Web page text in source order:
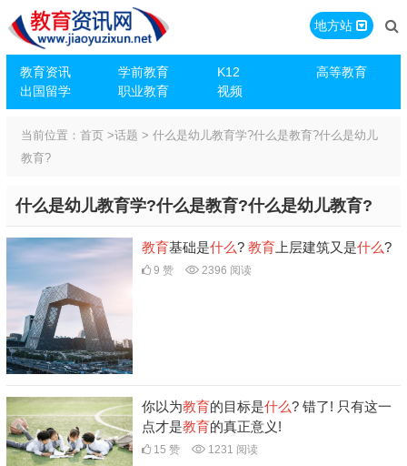
教育资讯 学前教育 K12
高等教育
出国留学
职业教育 视频
地方站
当前位置： 首页>话题 > 什么是幼儿教育学?什么是教育?什么是幼儿
教育?
什么是幼儿教育学?什么是教育?什么是幼儿教育?
教育基础是什么? 教育上层建筑又是什么?
9 赞 2396 阅读
你以为教育的目标是什么? 错了! 只有这一
点才是教育的真正意义!
15 赞 1231 阅读